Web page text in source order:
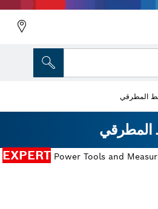
المطرقي
المطرقي
EXPERT Power Tools and